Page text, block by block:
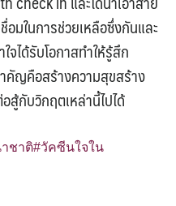
มในการช่วยเหลือซึ่งกันและ
จได้รับโอกาสทำให้รู้สึก
ญคือสร้างความสุขสร้าง
สู้กับวิกฤตเหล่านี้ไปได้
ชาติ#วัคซีนใจใน